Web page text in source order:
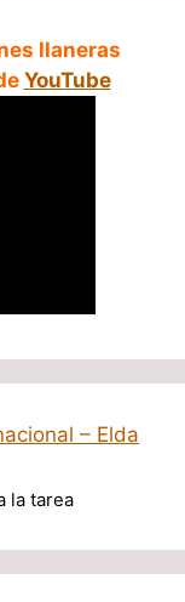
llaneras
YouTube
– Elda
la tarea